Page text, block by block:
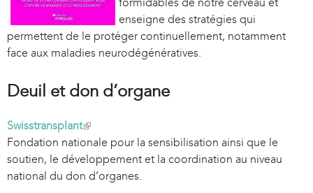
enseigne des stratégies qui
permettent de le protéger continuellement, notamment
face aux maladies neurodégénératives.
Deuil et don d’organe
Swisstransplant(
l
i
n
Fondation nationale pour la sensibilisation ainsi que le
soutien, le développement et la coordination au niveau
national du don d’organes.